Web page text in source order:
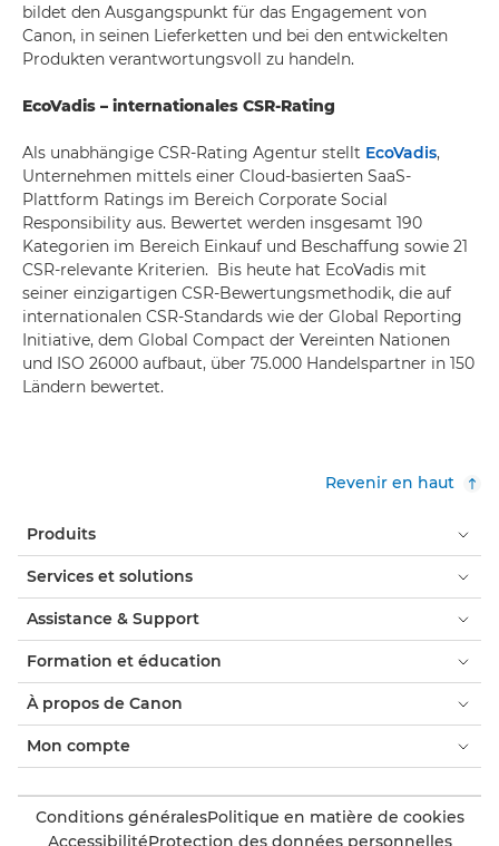
bildet den Ausgangspunkt für das Engagement von
Canon, in seinen Lieferketten und bei den entwickelten
Produkten verantwortungsvoll zu handeln.
EcoVadis – internationales CSR-Rating
Als unabhängige CSR-Rating Agentur stellt EcoVadis,
Unternehmen mittels einer Cloud-basierten SaaS-
Plattform Ratings im Bereich Corporate Social
Responsibility aus. Bewertet werden insgesamt 190
Kategorien im Bereich Einkauf und Beschaffung sowie 21
CSR-relevante Kriterien. Bis heute hat EcoVadis mit
seiner einzigartigen CSR-Bewertungsmethodik, die auf
internationalen CSR-Standards wie der Global Reporting
Initiative, dem Global Compact der Vereinten Nationen
und ISO 26000 aufbaut, über 75.000 Handelspartner in 150
Ländern bewertet.
Revenir en haut
Produits
Services et solutions
Assistance & Support
Formation et éducation
À propos de Canon
Mon compte
Conditions généralesPolitique en matière de cookies
AccessibilitéProtection des données personnelles